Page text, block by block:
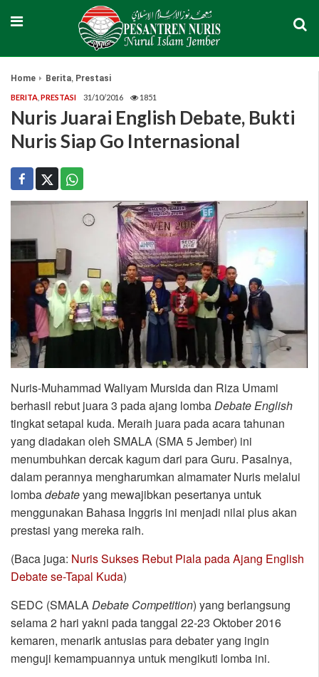
Home Berita, Prestasi
BERITA PRESTASI 31/10/2016 1851
Nuris Juarai English Debate, Bukti
Nuris Siap Go Internasional
Nuris-Muhammad Waliyam Mursida dan Riza Umami
berhasil rebut juara 3 pada ajang lombaDebate English
tingkat setapal kuda. Meraih juara pada acara tahunan
yang diadakan oleh SMALA (SMA 5 Jember) ini
menumbuhkan dercak kagum dari para Guru. Pasalnya,
dalam perannya mengharumkan almamater Nuris melalui
lombadebateyang mewajibkan pesertanya untuk
menggunakan Bahasa Inggris ini menjadi nilai plus akan
prestasi yang mereka raih.
(Baca juga: Nuris Sukses Rebut Piala pada Ajang English
Debate se-Tapal Kuda)
SEDC (SMALADebate Competition) yang berlangsung
selama 2 hari yakni pada tanggal 22-23 Oktober 2016
kemaren, menarik antusias para debater yang ingin
menguji kemampuannya untuk mengikuti lomba ini.